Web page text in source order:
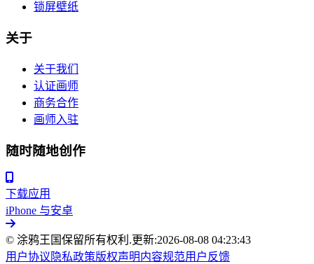
锁屏壁纸
关于
关于我们
认证画师
商务合作
画师入驻
随时随地创作
下载应用
iPhone 与安卓
© 涂鸦王国保留所有权利.更新:2026-08-08 04:23:43
用户协议 隐私政策版权声明内容规范用户反馈